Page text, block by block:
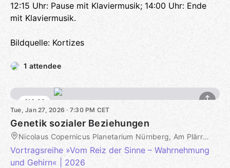
12:15 Uhr: Pause mit Klaviermusik; 14:00 Uhr: Ende
mit Klaviermusik.
Bildquelle: Kortizes
1 attendee
€10.00
Tue, Jan 27, 2026 · 7:30 PM CET
Genetik sozialer Beziehungen
Nicolaus Copernicus Planetarium Nürnberg, Am Plärrer 41, Nürnberg, DE
Vortragsreihe »Vom Reiz der Sinne – Wahrnehmung
und Gehirn« | 2026